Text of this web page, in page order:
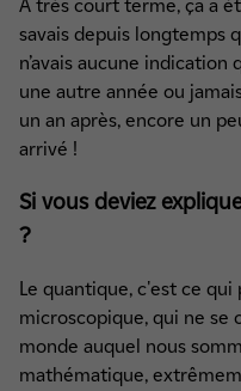
A très court terme, ça a
savais depuis longtemps
n’avais aucune indication
une autre année ou
un an après, encore un
arrivé !
Si vous deviez
?
Le quantique, c'est ce
microscopique, qui ne se
monde auquel nous
mathématique,